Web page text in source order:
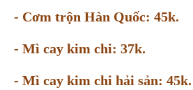
- Cơm trộn Hàn Quốc: 45k.
- Mì cay kim chi: 37k.
- Mì cay kim chi hải sản: 45k.